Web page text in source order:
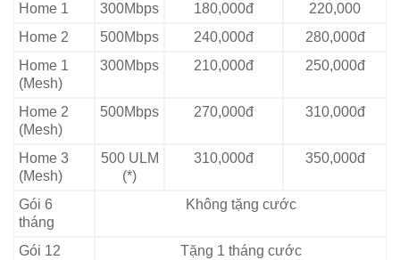
Home 1
300Mbps 180,000đ
220,000
Home 2
500Mbps 240,000đ
280,000đ
Home 1
(Mesh)
300Mbps 210,000đ 250,000đ
Home 2
(Mesh)
500Mbps 270,000đ 310,000đ
Home 3
(Mesh)
500 ULM
(*)
310,000đ 350,000đ
Gói 6
tháng
Không tặng cước
Gói 12
Tặng 1 tháng cước